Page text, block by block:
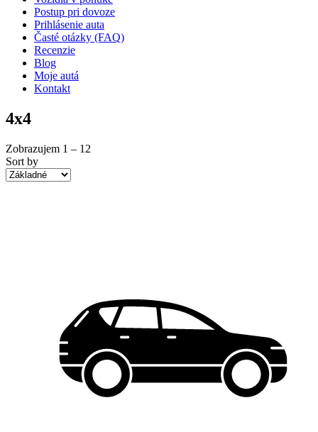
Postup pri dovoze
Prihlásenie auta
Časté otázky (FAQ)
Recenzie
Blog
Moje autá
Kontakt
4x4
Zobrazujem 1 – 12
Sort by